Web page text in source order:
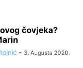
čovjeka?
- 3. Augusta 2020.